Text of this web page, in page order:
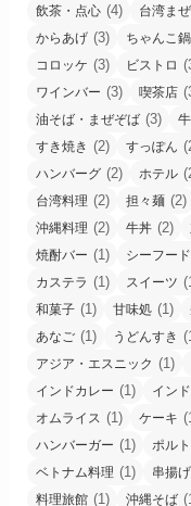
飲茶・点心 (4) 台湾ま
からあげ (3) ちゃんこ鍋
コロッケ (3) ビストロ
ワインバー (3) 喫茶店
油そば・まぜぞば (3)
すき焼き (2) すっぽん
ハンバーグ (2) ホテル
台湾料理 (2) 担々麺 (2)
沖縄料理 (2) 牛丼 (2)
焼酎バー (1) シーフード
カステラ (1) スイーツ
和菓子 (1) 甘味処 (1)
あなご (1) うどんすき
アジア・エスニック (1)
インドカレー (1) イン
オムライス (1) ケーキ
ハンバーガー (1) ポル
ベトナム料理 (1) 串揚げ
料理旅館 (1) 沖縄そば